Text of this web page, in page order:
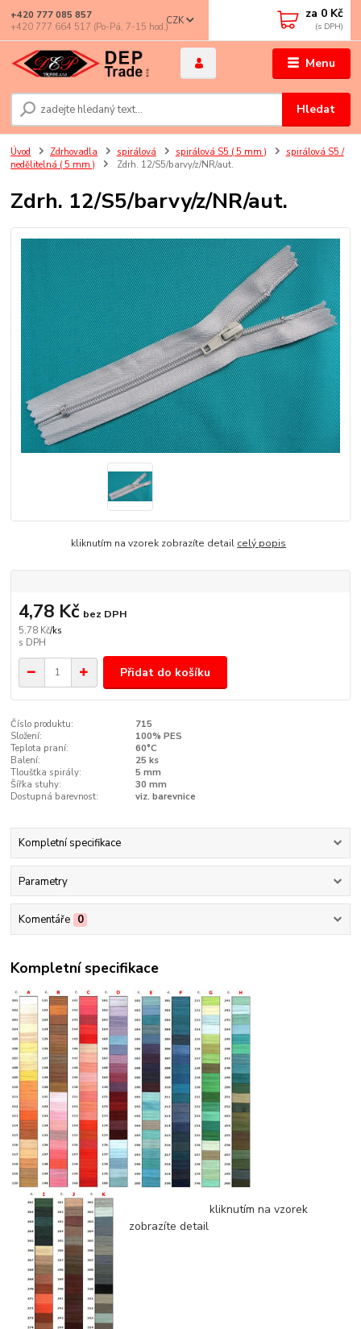
Menu
CZK
Hledat
+420 777 085 857
+420 777 664 517 (Po-Pá, 7-15 hod.)
za 0 Kč
Úvod Zdrhovadla spirálová spirálová S5 ( 5 mm )
spirálová S5 /
nedělitelná ( 5 mm )
Zdrh. 12/S5/barvy/z/NR/aut.
Zdrh. 12/S5/barvy/z/NR/aut.
kliknutím na vzorek zobrazíte detail celý popis
5,78 Kč/ks
4,78 Kč bez DPH
Přidat do košíku
Číslo produktu:
715
Složení:
100% PES
Teplota praní:
60°C
Balení:
25 ks
Tloušťka spirály:
5 mm
Šířka stuhy:
30 mm
Dostupná barevnost:
viz. barevnice
Kompletní specifikace
Parametry
Komentáře 0
Kompletní specifikace
kliknutím na vzorek
zobrazíte detail